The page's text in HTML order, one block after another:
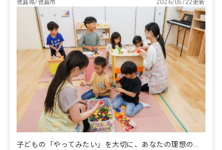
徳島県/徳島市
2026/05/22更新
子どもの「やってみたい」を大切に、あなたの理想の保育が実現できる場所